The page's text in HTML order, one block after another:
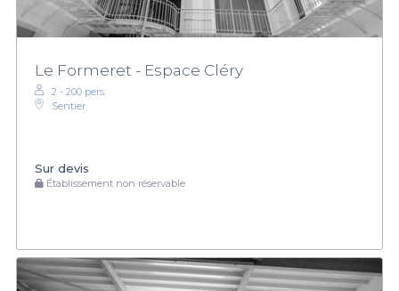
Le Formeret - Espace Cléry
2 - 200 pers.
Sentier
Sur devis
Établissement non réservable